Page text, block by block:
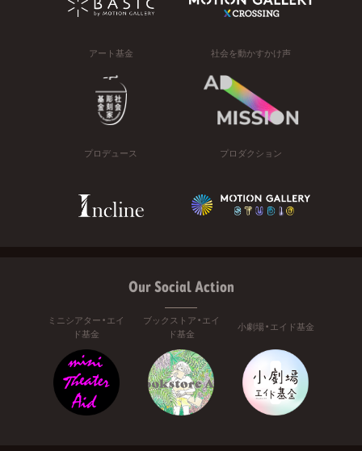
アート基金 社会を動かすかけ声
プロデュース プロダクション
Our Social Action
ミニシアター・エイ
ド基金
ブックストア・エイ
ド基金
小劇場・エイド基金